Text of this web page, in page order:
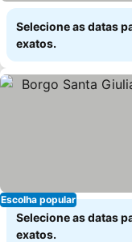
Selecione as datas
exatos.
Escolha popular
Selecione as datas
exatos.